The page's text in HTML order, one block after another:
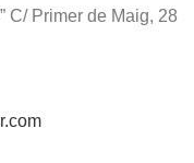
C/ Primer de Maig, 28